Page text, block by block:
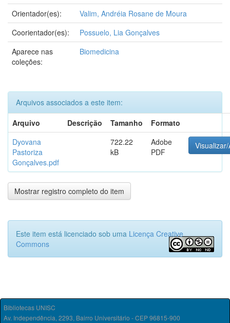
Orientador(es):
Valim, Andréia Rosane de Moura
Coorientador(es):
Possuelo, Lia Gonçalves
Aparece nas
coleções:
Biomedicina
Arquivos associados a este item:
Arquivo
Descrição Tamanho
Formato
Dyovana
Pastoriza
Gonçalves.pdf
722.22
kB
Adobe
PDF
Mostrar registro completo do item
Este item está licenciado sob uma Licença Creative
Commons
Bibliotecas UNISC
Av. Independência, 2293, Bairro Universitário - CEP 96815-900